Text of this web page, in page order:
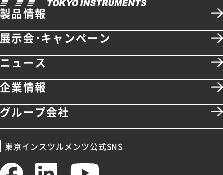
製品情報
展示会･キャンペーン
ニュース
企業情報
グループ会社
東京インスツルメンツ公式SNS